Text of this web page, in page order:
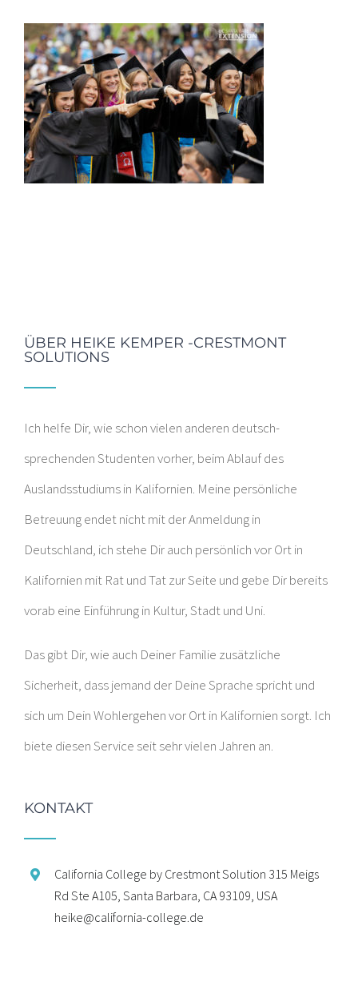
ÜBER HEIKE KEMPER -CRESTMONT
SOLUTIONS
Ich helfe Dir, wie schon vielen anderen deutsch-
sprechenden Studenten vorher, beim Ablauf des
Auslandsstudiums in Kalifornien. Meine persönliche
Betreuung endet nicht mit der Anmeldung in
Deutschland, ich stehe Dir auch persönlich vor Ort in
Kalifornien mit Rat und Tat zur Seite und gebe Dir bereits
vorab eine Einführung in Kultur, Stadt und Uni.
Das gibt Dir, wie auch Deiner Familie zusätzliche
Sicherheit, dass jemand der Deine Sprache spricht und
sich um Dein Wohlergehen vor Ort in Kalifornien sorgt. Ich
biete diesen Service seit sehr vielen Jahren an.
KONTAKT
California College by Crestmont Solution 315 Meigs
Rd Ste A105, Santa Barbara, CA 93109, USA
heike@california-college.de